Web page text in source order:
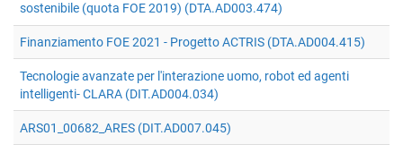
sostenibile (quota FOE 2019) (DTA.AD003.474)
Finanziamento FOE 2021 - Progetto ACTRIS (DTA.AD004.415)
Tecnologie avanzate per l'interazione uomo, robot ed agenti
intelligenti- CLARA (DIT.AD004.034)
ARS01_00682_ARES (DIT.AD007.045)